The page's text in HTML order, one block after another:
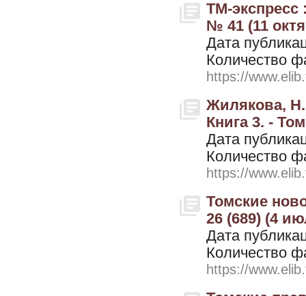
ТМ-экспресс
№ 41 (11
Дата
Количество
https://
Жилякова, Н.
Книга 3. -
Дата
Количество
https://
Томские
26 (689) (4
Дата
Количество
https://